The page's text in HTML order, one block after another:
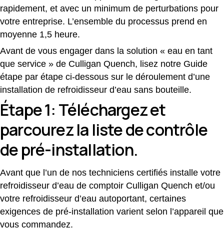
rapidement, et avec un minimum de perturbations pour
votre entreprise. L’ensemble du processus prend en
moyenne 1,5 heure.
Avant de vous engager dans la solution « eau en tant
que service » de Culligan Quench, lisez notre Guide
étape par étape ci-dessous sur le déroulement d’une
installation de refroidisseur d’eau sans bouteille.
Étape 1: Téléchargez et
parcourez la liste de contrôle
de pré-installation.
Avant que l’un de nos techniciens certifiés installe votre
refroidisseur d’eau de comptoir Culligan Quench et/ou
votre refroidisseur d’eau autoportant, certaines
exigences de pré-installation varient selon l’appareil que
vous commandez.